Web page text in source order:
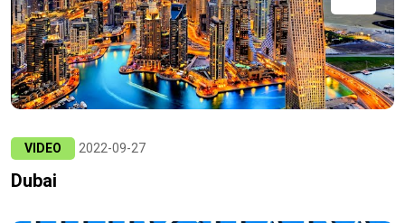
VIDEO 2022-09-27
Dubai